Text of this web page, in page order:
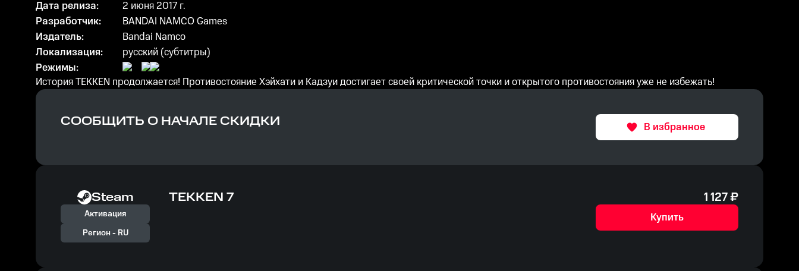
Дата релиза:
2 июня 2017 г.
Разработчик:
BANDAI NAMCO Games
Издатель:
Bandai Namco
Локализация:
русский (субтитры)
Режимы:
История TEKKEN продолжается! Противостояние Хэйхати и Кадзуи достигает своей критической точки и открытого противостояния уже не избежать!
СООБЩИТЬ О НАЧАЛЕ СКИДКИ В избранное
Steam
Активация
Регион - RU
TEKKEN 7 1 127₽
Купить